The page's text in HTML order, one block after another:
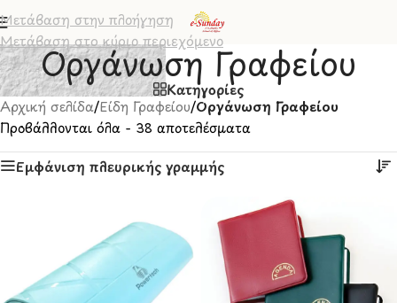
Μετάβαση στην πλοήγηση
Μετάβαση στο κύριο περιεχόμενο
Οργάνωση Γραφείου
Κατηγορίες
Αρχική σελίδα/Είδη Γραφείου/Οργάνωση Γραφείου
Προβάλλονται όλα - 38 αποτελέσματα
Εμφάνιση πλευρικής γραμμής